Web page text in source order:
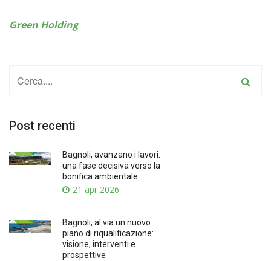
Green Holding
Post recenti
Bagnoli, avanzano i lavori:
una fase decisiva verso la
bonifica ambientale
21 apr 2026
Bagnoli, al via un nuovo
piano di riqualificazione:
visione, interventi e
prospettive